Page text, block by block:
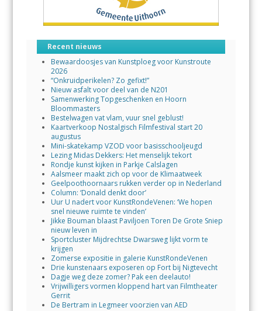
Recent nieuws
Bewaardoosjes van Kunstploeg voor Kunstroute
2026
“Onkruidperikelen? Zo gefixt!”
Nieuw asfalt voor deel van de N201
Samenwerking Topgeschenken en Hoorn
Bloommasters
Bestelwagen vat vlam, vuur snel geblust!
Kaartverkoop Nostalgisch Filmfestival start 20
augustus
Mini-skatekamp VZOD voor basisschooljeugd
Lezing Midas Dekkers: Het menselijk tekort
Rondje kunst kijken in Parkje Calslagen
Aalsmeer maakt zich op voor de Klimaatweek
Geelpoothoornaars rukken verder op in Nederland
Column: ‘Donald denkt door’
Uur U nadert voor KunstRondeVenen: ‘We hopen
snel nieuwe ruimte te vinden’
Jikke Bouman blaast Paviljoen Toren De Grote Sniep
nieuw leven in
Sportcluster Mijdrechtse Dwarsweg lijkt vorm te
krijgen
Zomerse expositie in galerie KunstRondeVenen
Drie kunstenaars exposeren op Fort bij Nigtevecht
Dagje weg deze zomer? Pak een deelauto!
Vrijwilligers vormen kloppend hart van Filmtheater
Gerrit
De Bertram in Legmeer voorzien van AED